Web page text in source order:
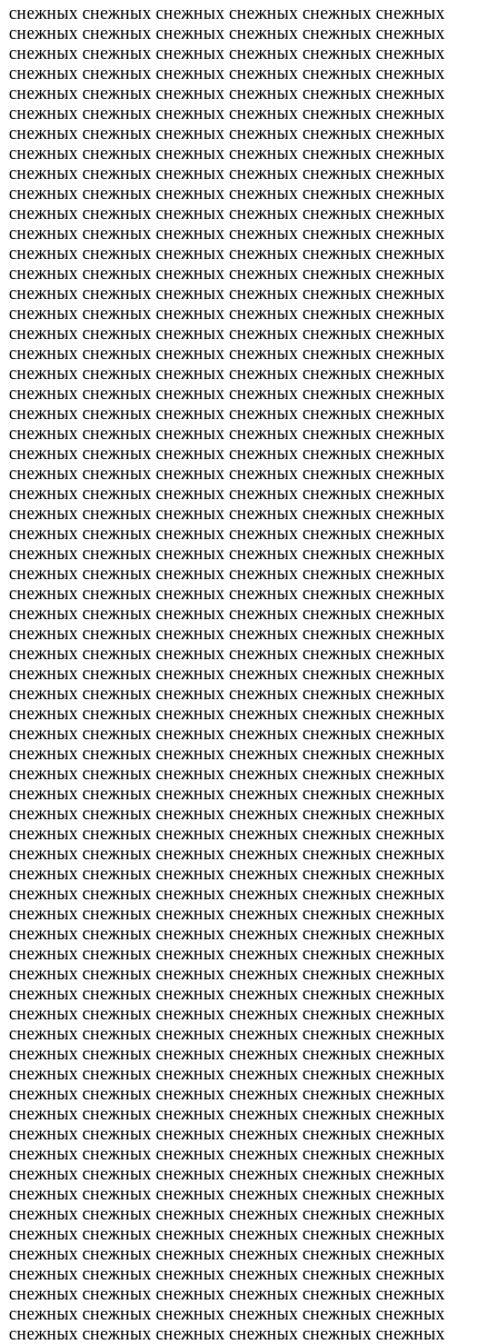
снежных снежных снежных снежных снежных снежных
снежных снежных снежных снежных снежных снежных
снежных снежных снежных снежных снежных снежных
снежных снежных снежных снежных снежных снежных
снежных снежных снежных снежных снежных снежных
снежных снежных снежных снежных снежных снежных
снежных снежных снежных снежных снежных снежных
снежных снежных снежных снежных снежных снежных
снежных снежных снежных снежных снежных снежных
снежных снежных снежных снежных снежных снежных
снежных снежных снежных снежных снежных снежных
снежных снежных снежных снежных снежных снежных
снежных снежных снежных снежных снежных снежных
снежных снежных снежных снежных снежных снежных
снежных снежных снежных снежных снежных снежных
снежных снежных снежных снежных снежных снежных
снежных снежных снежных снежных снежных снежных
снежных снежных снежных снежных снежных снежных
снежных снежных снежных снежных снежных снежных
снежных снежных снежных снежных снежных снежных
снежных снежных снежных снежных снежных снежных
снежных снежных снежных снежных снежных снежных
снежных снежных снежных снежных снежных снежных
снежных снежных снежных снежных снежных снежных
снежных снежных снежных снежных снежных снежных
снежных снежных снежных снежных снежных снежных
снежных снежных снежных снежных снежных снежных
снежных снежных снежных снежных снежных снежных
снежных снежных снежных снежных снежных снежных
снежных снежных снежных снежных снежных снежных
снежных снежных снежных снежных снежных снежных
снежных снежных снежных снежных снежных снежных
снежных снежных снежных снежных снежных снежных
снежных снежных снежных снежных снежных снежных
снежных снежных снежных снежных снежных снежных
снежных снежных снежных снежных снежных снежных
снежных снежных снежных снежных снежных снежных
снежных снежных снежных снежных снежных снежных
снежных снежных снежных снежных снежных снежных
снежных снежных снежных снежных снежных снежных
снежных снежных снежных снежных снежных снежных
снежных снежных снежных снежных снежных снежных
снежных снежных снежных снежных снежных снежных
снежных снежных снежных снежных снежных снежных
снежных снежных снежных снежных снежных снежных
снежных снежных снежных снежных снежных снежных
снежных снежных снежных снежных снежных снежных
снежных снежных снежных снежных снежных снежных
снежных снежных снежных снежных снежных снежных
снежных снежных снежных снежных снежных снежных
снежных снежных снежных снежных снежных снежных
снежных снежных снежных снежных снежных снежных
снежных снежных снежных снежных снежных снежных
снежных снежных снежных снежных снежных снежных
снежных снежных снежных снежных снежных снежных
снежных снежных снежных снежных снежных снежных
снежных снежных снежных снежных снежных снежных
снежных снежных снежных снежных снежных снежных
снежных снежных снежных снежных снежных снежных
снежных снежных снежных снежных снежных снежных
снежных снежных снежных снежных снежных снежных
снежных снежных снежных снежных снежных снежных
снежных снежных снежных снежных снежных снежных
снежных снежных снежных снежных снежных снежных
снежных снежных снежных снежных снежных снежных
снежных снежных снежных снежных снежных снежных
снежных снежных снежных снежных снежных снежных